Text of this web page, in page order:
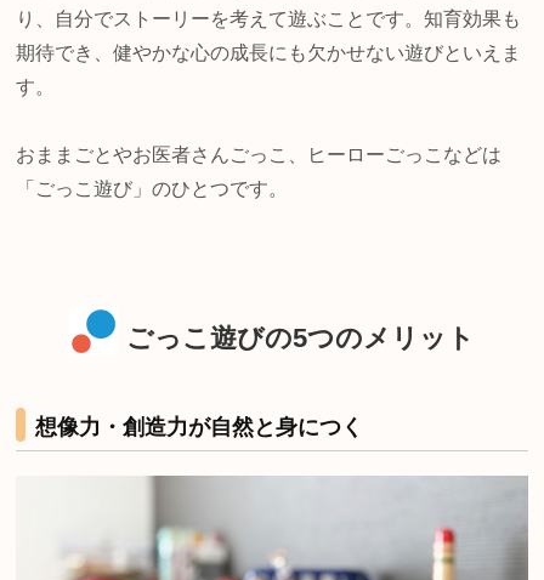
り、自分でストーリーを考えて遊ぶことです。知育効果も
期待でき、健やかな心の成長にも欠かせない遊びといえま
す。
おままごとやお医者さんごっこ、ヒーローごっこなどは
「ごっこ遊び」のひとつです。
ごっこ遊びの5つのメリット
想像力・創造力が自然と身につく